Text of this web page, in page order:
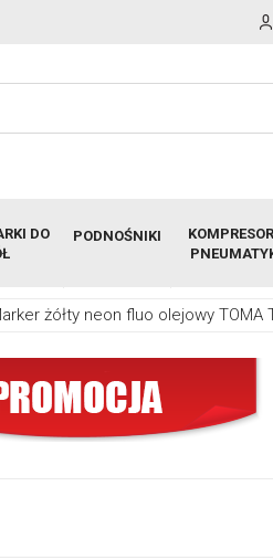
DO
PODNOŚNIKI
żółty neon fluo olejowy TOMA